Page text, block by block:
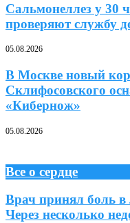
Сальмонеллез у 30
проверяют службу
05.08.2026
В Москве новый
Склифосовского
«Кибернож»
05.08.2026
Все о сердце
Врач принял боль в
Через несколько